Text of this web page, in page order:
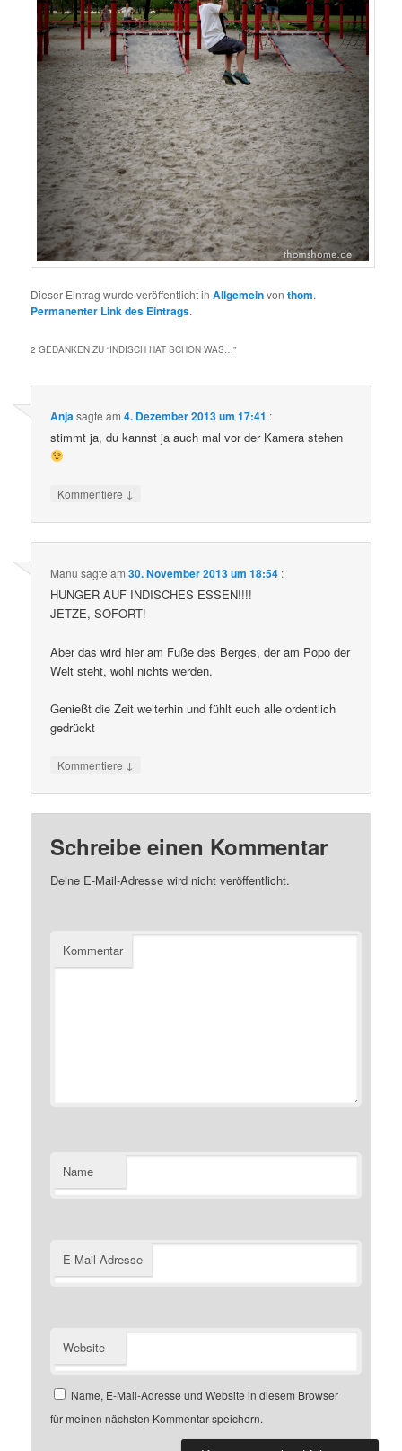
Dieser Eintrag wurde veröffentlicht inAllgemeinvonthom.
Permanenter Link des Eintrags.
2 GEDANKEN ZU “INDISCH HAT SCHON WAS…”
Anjasagte am4. Dezember 2013 um 17:41 :
stimmt ja, du kannst ja auch mal vor der Kamera stehen
Kommentiere ↓
Manu sagte am30. November 2013 um 18:54 :
HUNGER AUF INDISCHES ESSEN!!!!
JETZE, SOFORT!
Aber das wird hier am Fuße des Berges, der am Popo der
Welt steht, wohl nichts werden.
Genießt die Zeit weiterhin und fühlt euch alle ordentlich
gedrückt
Kommentiere ↓
Schreibe einen Kommentar
Deine E-Mail-Adresse wird nicht veröffentlicht.
Kommentar
Name
E-Mail-Adresse
Website
Name, E-Mail-Adresse und Website in diesem Browser
für meinen nächsten Kommentar speichern.